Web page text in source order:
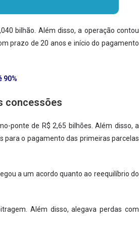
bilhão. Além disso, a operação contou
prazo de 20 anos e início do pagamento
90%
concessões
ponte de R$ 2,65 bilhões. Além disso, a
para o pagamento das primeiras parcelas
a um acordo quanto ao reequilíbrio do
Além disso, alegava perdas com